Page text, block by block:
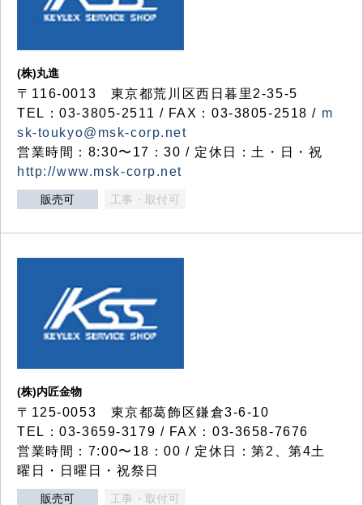
(株)丸進
〒116-0013 東京都荒川区西日暮里2-35-5
TEL：03-3805-2511 / FAX：03-3805-2518 / m
sk-toukyo@msk-corp.net
営業時間：8:30〜17：30 / 定休日：土・日・祝
http://www.msk-corp.net
販売可 工事・取付可
(株)内匠金物
〒125-0053 東京都葛飾区鎌倉3-6-10
TEL：03-3659-3179 / FAX：03-3658-7676
営業時間：7:00〜18：00 / 定休日：第2、第4土
曜日・日曜日・祝祭日
販売可 工事・取付可